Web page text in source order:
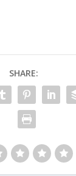
SHARE: